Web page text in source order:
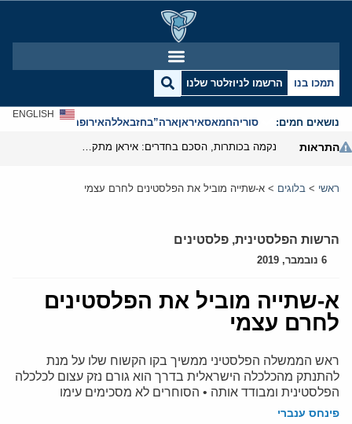
תמכו בנו הרשמו לניוזלטר שלנו
נושאים חמים: סוריהחמאסאיראןארה”בחזבאללהאירופהאנטישמיות
ENGLISH
התראות
ראשי > בלוגים > א-שתייה מוביל את הפלסטינים לחרם עצמי
הרשות הפלסטינית, פלסטינים
6 נובמבר, 2019
א-שתייה מוביל את הפלסטינים
לחרם עצמי
ראש הממשלה הפלסטיני ממשיך בקו הקשוח שלו על מנת
להתנתק מהכלכלה הישראלית בדרך הוא גורם נזק עצום לכלכלה
הפלסטינית ומבודד אותה • הסוחרים לא מסכימים עימו
פינחס ענברי